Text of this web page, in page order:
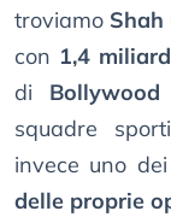
troviamo Shah
con 1,4
di Bollywood
squadre
invece uno
delle proprie